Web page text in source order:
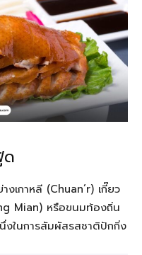
ด
งเกาหลี (Chuan’r) เกี๊ยว
Mian) หรือขนมท้องถิ่น
ในการสัมผัสรสชาติปักกิ่ง